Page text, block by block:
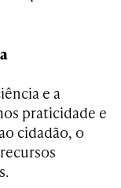
e a
praticidade e
cidadão, o